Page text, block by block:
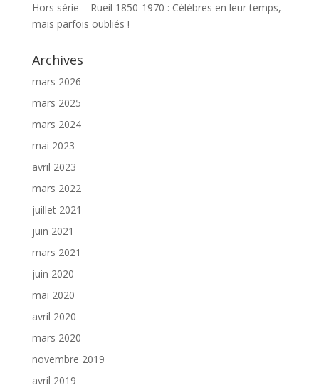
Hors série – Rueil 1850-1970 : Célèbres en leur temps,
mais parfois oubliés !
Archives
mars 2026
mars 2025
mars 2024
mai 2023
avril 2023
mars 2022
juillet 2021
juin 2021
mars 2021
juin 2020
mai 2020
avril 2020
mars 2020
novembre 2019
avril 2019